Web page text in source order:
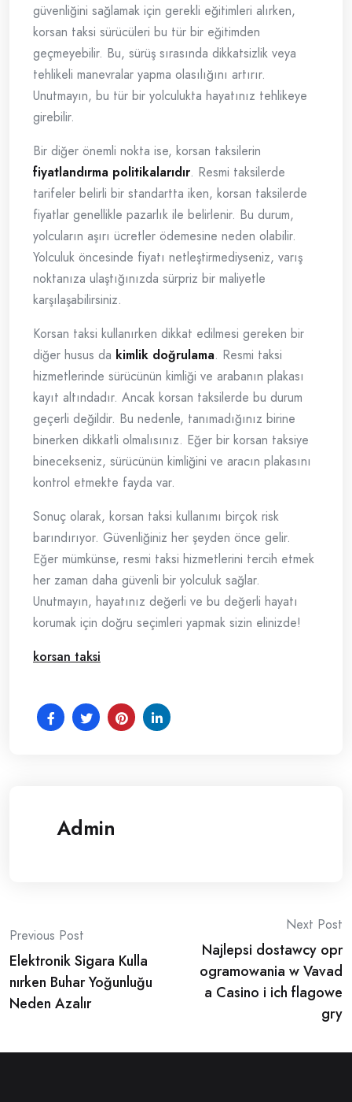
güvenliğini sağlamak için gerekli eğitimleri alırken,
korsan taksi sürücüleri bu tür bir eğitimden
geçmeyebilir. Bu, sürüş sırasında dikkatsizlik veya
tehlikeli manevralar yapma olasılığını artırır.
Unutmayın, bu tür bir yolculukta hayatınız tehlikeye
girebilir.
Bir diğer önemli nokta ise, korsan taksilerin
fiyatlandırma politikalarıdır. Resmi taksilerde
tarifeler belirli bir standartta iken, korsan taksilerde
fiyatlar genellikle pazarlık ile belirlenir. Bu durum,
yolcuların aşırı ücretler ödemesine neden olabilir.
Yolculuk öncesinde fiyatı netleştirmediyseniz, varış
noktanıza ulaştığınızda sürpriz bir maliyetle
karşılaşabilirsiniz.
Korsan taksi kullanırken dikkat edilmesi gereken bir
diğer husus da kimlik doğrulama. Resmi taksi
hizmetlerinde sürücünün kimliği ve arabanın plakası
kayıt altındadır. Ancak korsan taksilerde bu durum
geçerli değildir. Bu nedenle, tanımadığınız birine
binerken dikkatli olmalısınız. Eğer bir korsan taksiye
binecekseniz, sürücünün kimliğini ve aracın plakasını
kontrol etmekte fayda var.
Sonuç olarak, korsan taksi kullanımı birçok risk
barındırıyor. Güvenliğiniz her şeyden önce gelir.
Eğer mümkünse, resmi taksi hizmetlerini tercih etmek
her zaman daha güvenli bir yolculuk sağlar.
Unutmayın, hayatınız değerli ve bu değerli hayatı
korumak için doğru seçimleri yapmak sizin elinizde!
korsan taksi
Admin
Post
navigation
Previous Post
Elektronik Sigara Kulla
nırken Buhar Yoğunluğu
Neden Azalır
Next Post
Najlepsi dostawcy opr
ogramowania w Vavad
a Casino i ich flagowe
gry